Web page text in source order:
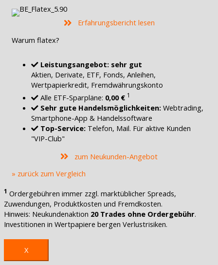
Erfahrungsbericht lesen
Warum flatex?
Leistungsangebot: sehr gut
Aktien, Derivate, ETF, Fonds, Anleihen,
Wertpapierkredit, Fremdwährungskonto
Alle ETF-Sparpläne: 0,00 € 1
Sehr gute Handelsmöglichkeiten: Webtrading,
Smartphone-App & Handelssoftware
Top-Service: Telefon, Mail. Für aktive Kunden
"VIP-Club"
zum Neukunden-Angebot
» zurück zum Vergleich
1 Ordergebühren immer zzgl. marktüblicher Spreads,
Zuwendungen, Produktkosten und Fremdkosten.
Hinweis: Neukundenaktion 20 Trades ohne Ordergebühr.
Investitionen in Wertpapiere bergen Verlustrisiken.
X